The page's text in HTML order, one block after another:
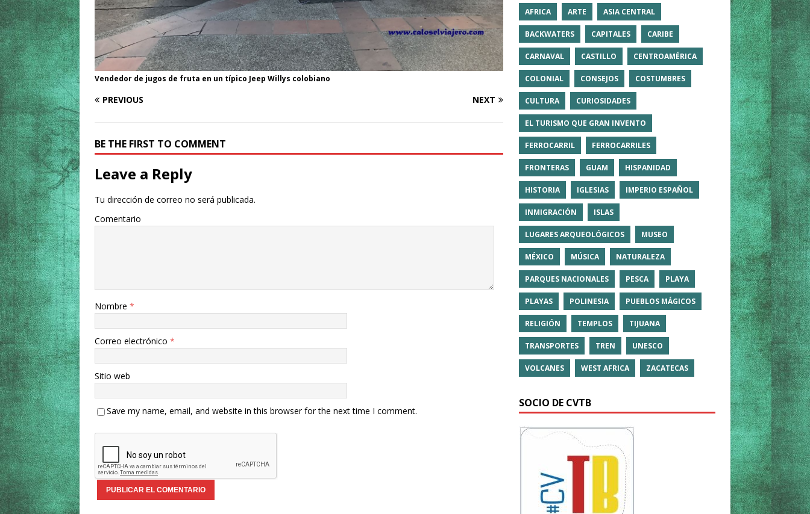
Vendedor de jugos de fruta en un típico Jeep Willys colobiano
PREVIOUS NEXT
BE THE FIRST TO COMMENT
Leave a Reply
Tu dirección de correo no será publicada.
Comentario
Nombre *
Correo electrónico *
Sitio web
Save my name, email, and website in this browser for the next time I comment.
AFRICA ARTE ASIA CENTRAL
BACKWATERS CAPITALES CARIBE
CARNAVAL CASTILLO CENTROAMÉRICA
COLONIAL CONSEJOS COSTUMBRES
CULTURA CURIOSIDADES
EL TURISMO QUE GRAN INVENTO
FERROCARRIL FERROCARRILES
FRONTERAS GUAM HISPANIDAD
HISTORIA IGLESIAS IMPERIO ESPAÑOL
INMIGRACIÓN ISLAS
LUGARES ARQUEOLÓGICOS MUSEO
MÉXICO MÚSICA NATURALEZA
PARQUES NACIONALES PESCA PLAYA
PLAYAS POLINESIA PUEBLOS MÁGICOS
RELIGIÓN TEMPLOS TIJUANA
TRANSPORTES TREN UNESCO
VOLCANES WEST AFRICA ZACATECAS
SOCIO DE CVTB